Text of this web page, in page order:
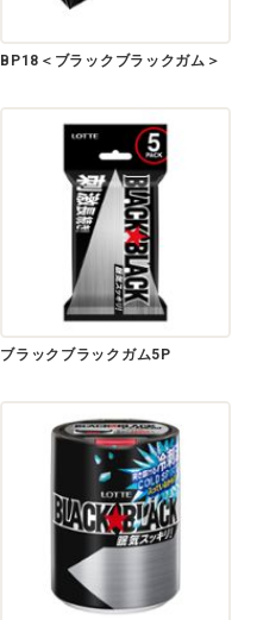
BP18＜ブラックブラックガム＞
ブラックブラックガム5P